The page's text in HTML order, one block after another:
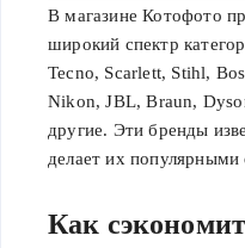
В магазине Котофото
широкий спектр
Tecno, Scarlett, Stihl,
Nikon, JBL, Braun,
другие. Эти бренды
делает их популярными
Как